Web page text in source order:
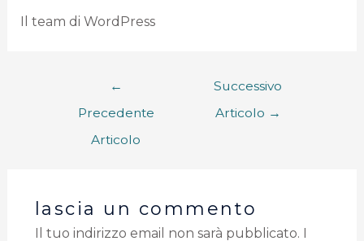
Il team di WordPress
←
Precedente
Articolo
Successivo
Articolo →
lascia un commento
Il tuo indirizzo email non sarà pubblicato.